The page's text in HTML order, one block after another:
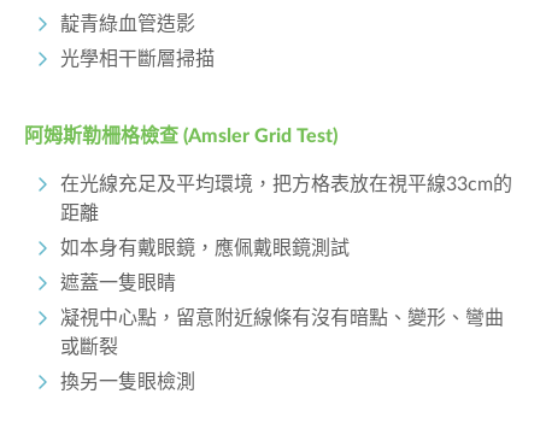
靛青綠血管造影
光學相干斷層掃描
阿姆斯勒柵格檢查 (Amsler Grid Test)
在光線充足及平均環境，把方格表放在視平線33cm的
距離
如本身有戴眼鏡，應佩戴眼鏡測試
遮蓋一隻眼睛
凝視中心點，留意附近線條有沒有暗點、變形、彎曲
或斷裂
換另一隻眼檢測